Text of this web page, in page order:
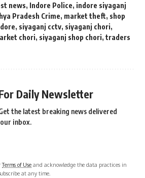
news, Indore Police, indore siyaganj
Pradesh Crime, market theft, shop
, siyaganj cctv, siyaganj chori,
chori, siyaganj shop chori, traders
Daily Newsletter
the latest breaking news delivered
inbox.
Terms of Use and acknowledge the data practices in
at any time.